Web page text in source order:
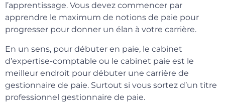
l’apprentissage. Vous devez commencer par
apprendre le maximum de notions de paie pour
progresser pour donner un élan à votre carrière.
En un sens, pour débuter en paie, le cabinet
d’expertise-comptable ou le cabinet paie est le
meilleur endroit pour débuter une carrière de
gestionnaire de paie. Surtout si vous sortez d’un titre
professionnel gestionnaire de paie.